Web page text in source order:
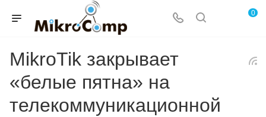
0
MikroTik закрывает
«белые пятна» на
телекоммуникационной